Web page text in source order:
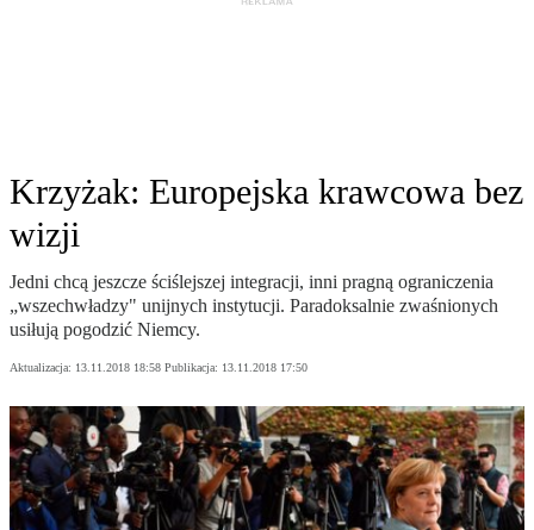
Krzyżak: Europejska krawcowa bez
wizji
Jedni chcą jeszcze ściślejszej integracji, inni pragną ograniczenia
„wszechwładzy" unijnych instytucji. Paradoksalnie zwaśnionych
usiłują pogodzić Niemcy.
Aktualizacja: 13.11.2018 18:58 Publikacja: 13.11.2018 17:50